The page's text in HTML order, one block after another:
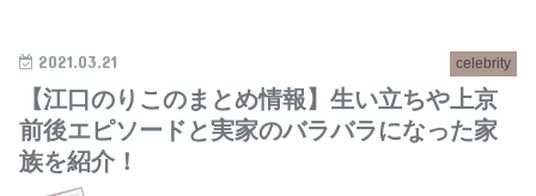
celebrity
2021.03.21
【江口のりこのまとめ情報】生い立ちや上京
前後エピソードと実家のバラバラになった家
族を紹介！